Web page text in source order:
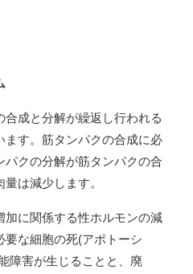
成と分解が繰返し行われる
ます。筋タンパクの合成に必
クの分解が筋タンパクの合
は減少します。
に関係する性ホルモンの減
要な細胞の死(アポトーシ
障害が生じることと、廃